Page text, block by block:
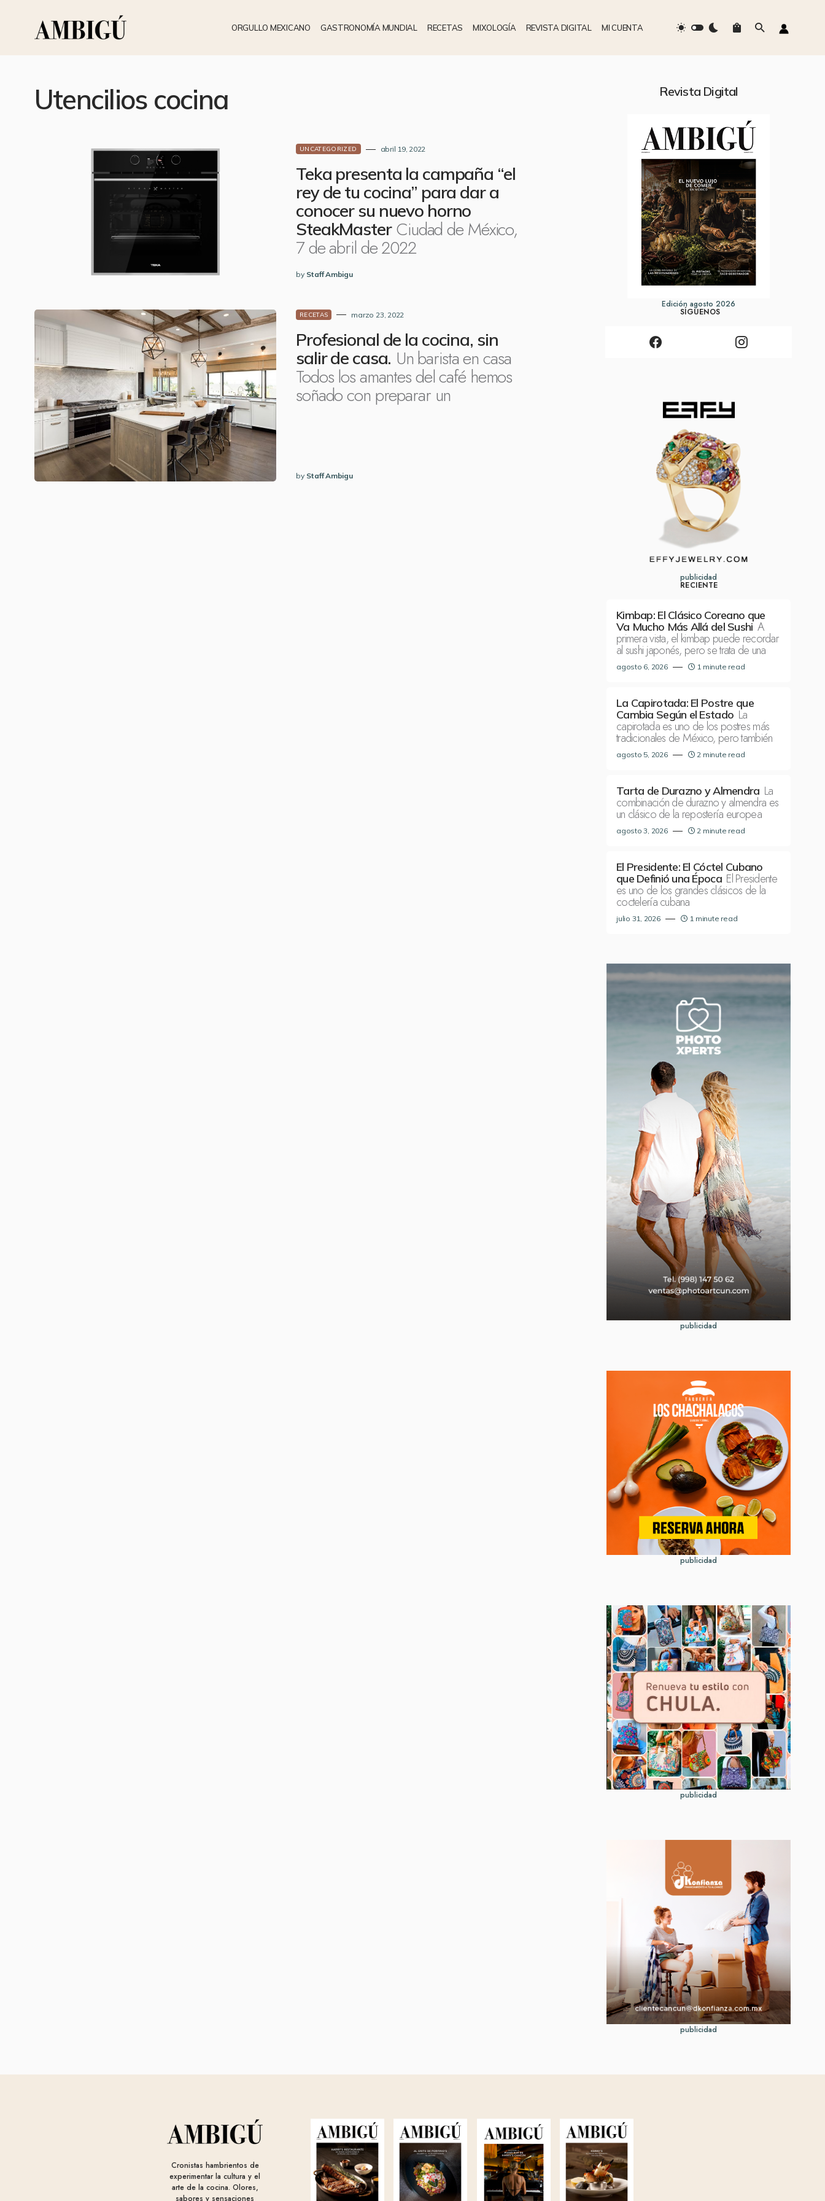
ORGULLO MEXICANO GASTRONOMÍA MUNDIAL RECETAS MIXOLOGÍA REVISTA DIGITAL MI CUENTA
Utencilios cocina
UNCATEGORIZED abril 19, 2022
Teka presenta la campaña “el
rey de tu cocina” para dar a
conocer su nuevo horno
SteakMaster Ciudad de México,
7 de abril de 2022
by Staff Ambigu
RECETAS marzo 23, 2022
Profesional de la cocina, sin
salir de casa. Un barista en casa
Todos los amantes del café hemos
soñado con preparar un
by Staff Ambigu
Revista Digital
Edición agosto 2026
SÍGUENOS
publicidad
RECIENTE
Kimbap: El Clásico Coreano que
Va Mucho Más Allá del Sushi A
primera vista, el kimbap puede recordar
al sushi japonés, pero se trata de una
agosto 6, 2026 1 minute read
La Capirotada: El Postre que
Cambia Según el Estado La
capirotada es uno de los postres más
tradicionales de México, pero también
agosto 5, 2026 2 minute read
Tarta de Durazno y Almendra La
combinación de durazno y almendra es
un clásico de la repostería europea
agosto 3, 2026 2 minute read
El Presidente: El Cóctel Cubano
que Definió una Época El Presidente
es uno de los grandes clásicos de la
coctelería cubana
julio 31, 2026 1 minute read
publicidad
publicidad
publicidad
publicidad
Cronistas hambrientos de
experimentar la cultura y el
arte de la cocina. Olores,